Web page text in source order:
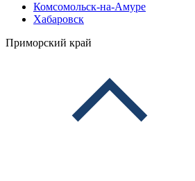
Комсомольск-на-Амуре
Хабаровск
Приморский край